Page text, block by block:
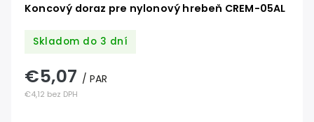
Koncový doraz pre nylonový hrebeň CREM-05AL
Skladom do 3 dní
€4,12 bez DPH
€5,07 / PAR